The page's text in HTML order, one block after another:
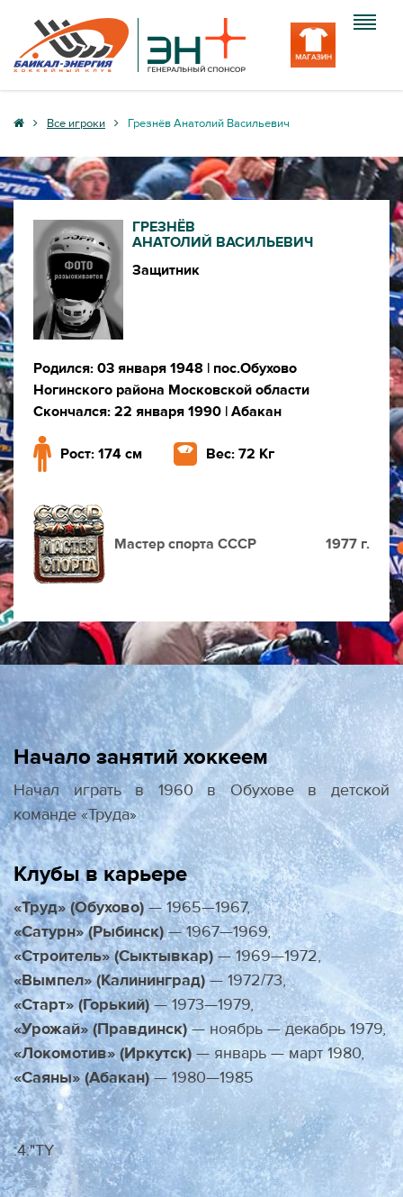
Клуб
Команда
Болельщику
Медиа
Все игроки Грезнёв Анатолий Васильевич
ГРЕЗНЁВ
АНАТОЛИЙ ВАСИЛЬЕВИЧ
Защитник
Родился: 03 января 1948 | пос.Обухо­во
Ногинского района Московской области
Скончался: 22 января 1990 | Абакан
Рост: 174 см Вес: 72 Кг
Мастер спорта СССР 1977 г.
Начало занятий хоккеем
Начал играть в 1960 в Обухове в детской
команде «Труда»
Клубы в карьере
«Труд» (Обухово)— 1965—1967,
«Сатурн» (Рыбинск)— 1967—1969,
«Строитель» (Сыктывкар)— 1969—1972,
«Вымпел» (Калининград)— 1972/73,
«Старт» (Горький)— 1973—1979,
«Урожай» (Правдинск)— ноябрь — декабрь 1979,
«Локомотив» (Иркутск)— январь — март 1980,
«Саяны» (Абакан)— 1980—1985
:4:"TY